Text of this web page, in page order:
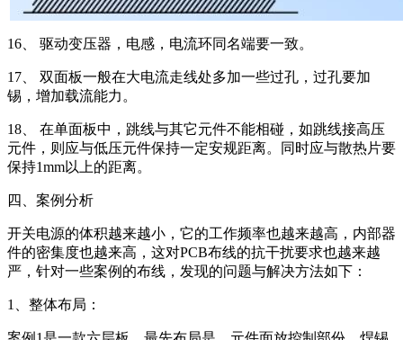
16、 驱动变压器，电感，电流环同名端要一致。
17、 双面板一般在大电流走线处多加一些过孔，过孔要加
锡，增加载流能力。
18、 在单面板中，跳线与其它元件不能相碰，如跳线接高压
元件，则应与低压元件保持一定安规距离。同时应与散热片要
保持1mm以上的距离。
四、案例分析
开关电源的体积越来越小，它的工作频率也越来越高，内部器
件的密集度也越来高，这对PCB布线的抗干扰要求也越来越
严，针对一些案例的布线，发现的问题与解决方法如下：
1、整体布局：